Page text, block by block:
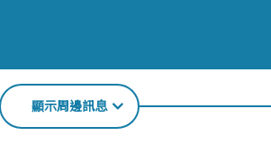
顯示周邊訊息